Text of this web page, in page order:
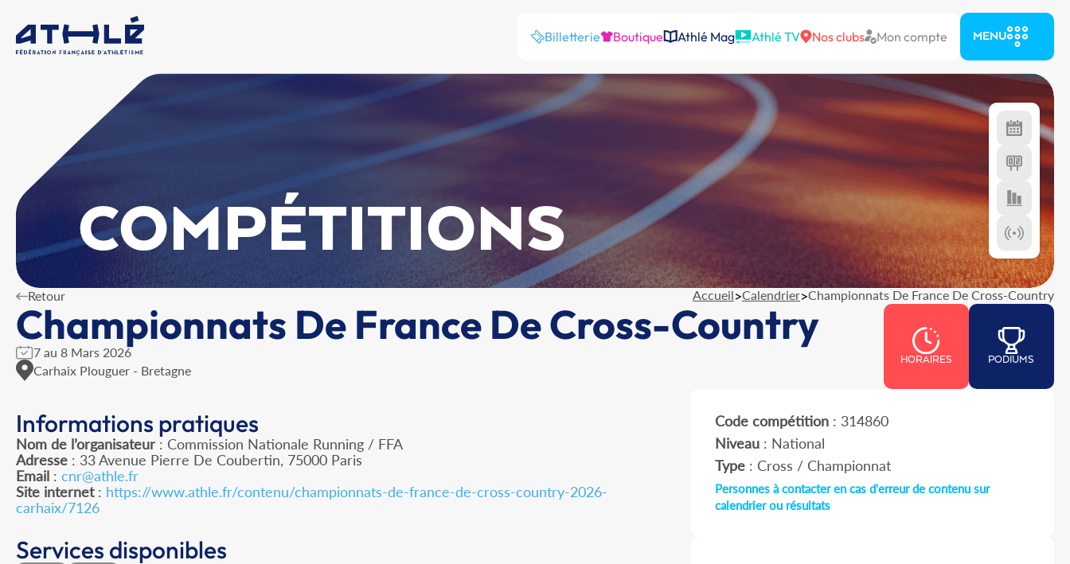
Billetterie Boutique Athlé Mag Athlé TV Nos clubs Mon compte MENU
COMPÉTITIONS
Retour Accueil>Calendrier>Championnats De France De Cross-Country
Championnats De France De Cross-Country
7 au 8 Mars 2026
Carhaix Plouguer - Bretagne
HORAIRES PODIUMS
Informations pratiques
Nom de l’organisateur : Commission Nationale Running / FFA
Adresse : 33 Avenue Pierre De Coubertin, 75000 Paris
Email : cnr@athle.fr
Site internet: https://www.athle.fr/contenu/championnats-de-france-de-cross-country-2026-
carhaix/7126
Code compétition: 314860
Niveau: National
Type: Cross / Championnat
Personnes à contacter en cas d'erreur de contenu sur
calendrier ou résultats
Services disponibles